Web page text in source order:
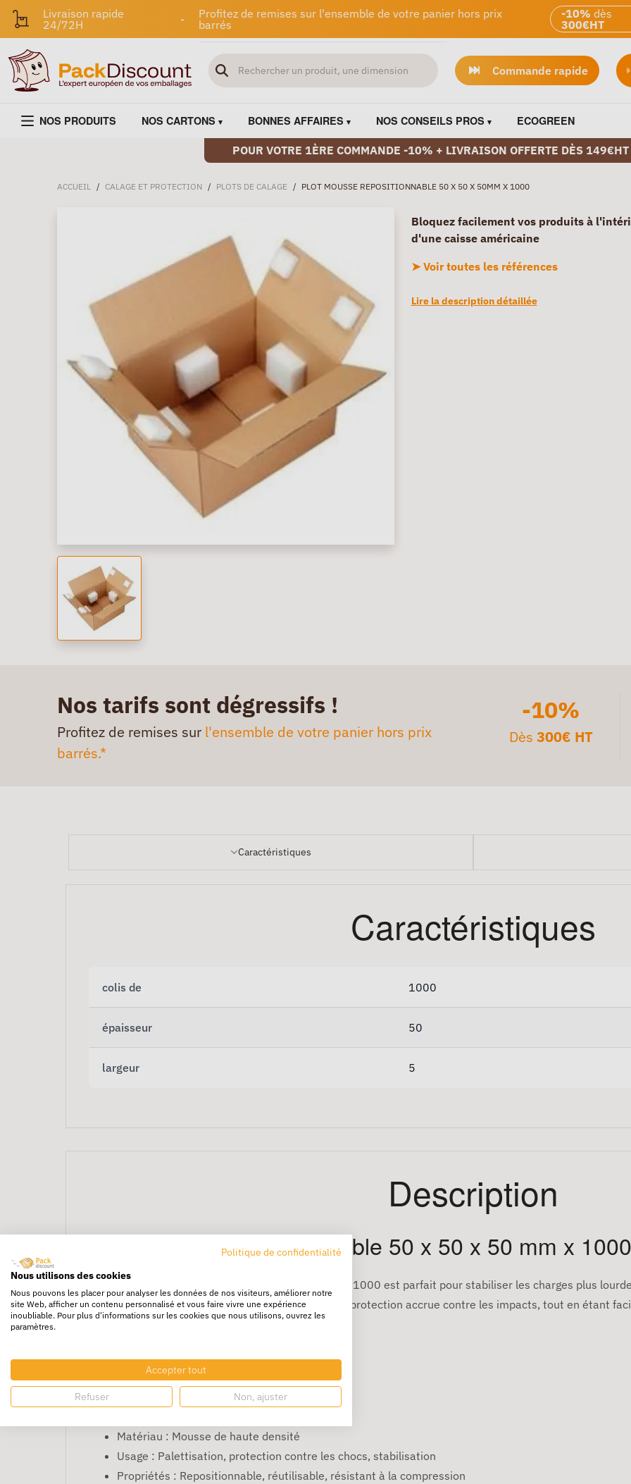
Livraison rapide
24/72H
-
Profitez de remises sur l'ensemble de votre panier hors prix
barrés
-10% dès
300€HT
Commande rapide
NOS PRODUITS NOS CARTONS BONNES AFFAIRES NOS CONSEILS PROS ECOGREEN
POUR VOTRE 1ÈRE COMMANDE -10% + LIVRAISON OFFERTE DÈS
ACCUEIL / CALAGE ET PROTECTION / PLOTS DE CALAGE / PLOT MOUSSE REPOSITIONNABLE 50 X 50 X 50MM X 1000
Bloquez facilement vos produits à
d'une caisse américaine
➤ Voir toutes les références
Lire la description détaillée
Nos tarifs sont dégressifs !
Profitez de remises sur l'ensemble de votre panier hors prix
barrés.*
-10%
Dès 300€ HT
Caractéristiques
Caractéristiques
colis de 1000
épaisseur 50
largeur 5
Description
Plot Mousse Repositionnable 50 x 50 x 50 mm x 1000
Le Plot Mousse Repositionnable 50 x 50 x 50 mm x 1000 est parfait pour stabiliser les charges plus
permet de mieux répartir la pression et d'offrir une protection accrue contre les impacts, tout en étant
Caractéristiques
Dimensions : 50 x 50 x 50 mm
Matériau : Mousse de haute densité
Usage : Palettisation, protection contre les chocs, stabilisation
Propriétés : Repositionnable, réutilisable, résistant à la compression
Politique de confidentialité
Nous utilisons des cookies
Nous pouvons les placer pour analyser les données de nos visiteurs, améliorer notre
site Web, afficher un contenu personnalisé et vous faire vivre une expérience
inoubliable. Pour plus d'informations sur les cookies que nous utilisons, ouvrez les
paramètres.
Accepter tout
Refuser Non, ajuster